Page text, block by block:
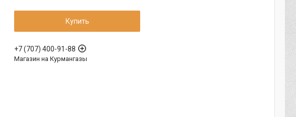
Купить
+7 (707) 400-91-88
Магазин на Курмангазы